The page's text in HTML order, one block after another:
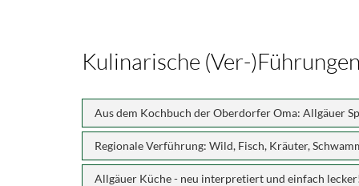
Kulinarische (Ver-
Aus dem Kochbuch der Oberdorfer Oma: Allgäuer
Regionale Verführung: Wild, Fisch, Kräuter,
Allgäuer Küche - neu interpretiert und einfach